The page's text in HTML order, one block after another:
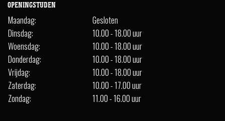
OPENINGSTIJDEN
Maandag:
Gesloten
Dinsdag:
10.00 - 18.00 uur
Woensdag:
10.00 - 18.00 uur
Donderdag:
10.00 - 18.00 uur
Vrijdag:
10.00 - 18.00 uur
Zaterdag:
10.00 - 17.00 uur
Zondag:
11.00 - 16.00 uur